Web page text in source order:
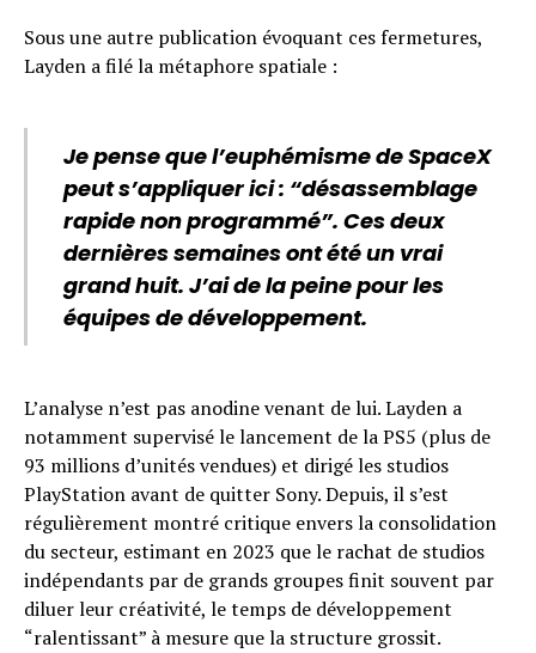
Sous une autre publication évoquant ces fermetures,
Layden a filé la métaphore spatiale :
Je pense que l’euphémisme de SpaceX
peut s’appliquer ici : “désassemblage
rapide non programmé”. Ces deux
dernières semaines ont été un vrai
grand huit. J’ai de la peine pour les
équipes de développement.
L’analyse n’est pas anodine venant de lui. Layden a
notamment supervisé le lancement de la PS5 (plus de
93 millions d’unités vendues) et dirigé les studios
PlayStation avant de quitter Sony. Depuis, il s’est
régulièrement montré critique envers la consolidation
du secteur, estimant en 2023 que le rachat de studios
indépendants par de grands groupes finit souvent par
diluer leur créativité, le temps de développement
“ralentissant” à mesure que la structure grossit.